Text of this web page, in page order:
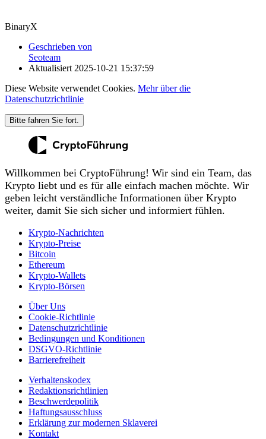
BinaryX
Geschrieben von
Seoteam
Aktualisiert 2025-10-21 15:37:59
Diese Website verwendet Cookies. Mehr über die
Datenschutzrichtlinie
Bitte fahren Sie fort.
Willkommen bei CryptoFührung! Wir sind ein Team, das
Krypto liebt und es für alle einfach machen möchte. Wir
geben leicht verständliche Informationen über Krypto
weiter, damit Sie sich sicher und informiert fühlen.
Krypto-Nachrichten
Krypto-Preise
Bitcoin
Ethereum
Krypto-Wallets
Krypto-Börsen
Über Uns
Cookie-Richtlinie
Datenschutzrichtlinie
Bedingungen und Konditionen
DSGVO-Richtlinie
Barrierefreiheit
Verhaltenskodex
Redaktionsrichtlinien
Beschwerdepolitik
Haftungsausschluss
Erklärung zur modernen Sklaverei
Kontakt